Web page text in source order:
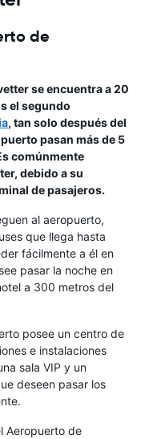
de
se encuentra a 20
el segundo
, tan solo después del
pasan más de 5
comúnmente
debido a su
de pasajeros.
al aeropuerto,
que llega hasta
fácilmente a él en
pasar la noche en
a 300 metros del
posee un centro de
e instalaciones
sala VIP y un
deseen pasar los
Aeropuerto de